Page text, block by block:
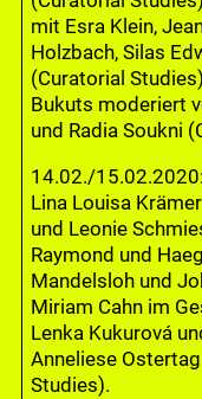
mit Esra Klein,
Holzbach, Silas
(Curatorial
Bukuts moderiert
und Radia Soukni
14.02./
Lina Louisa
und Leonie
Raymond und
Mandelsloh und
Miriam Cahn im
Lenka Kukurová
Anneliese
Studies).